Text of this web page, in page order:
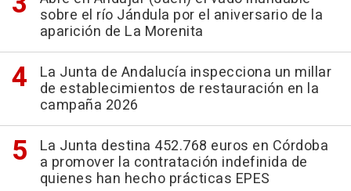
sobre el río Jándula por el aniversario de la
aparición de La Morenita
La Junta de Andalucía inspecciona un millar
de establecimientos de restauración en la
campaña 2026
La Junta destina 452.768 euros en Córdoba
a promover la contratación indefinida de
quienes han hecho prácticas EPES